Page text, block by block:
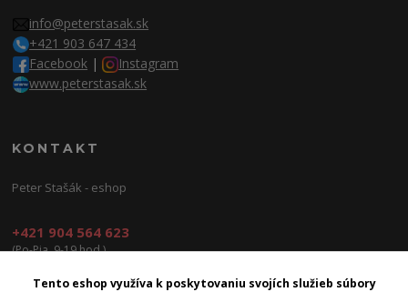
info@peterstasak.sk
+421 903 647 434
Facebook |
Instagram
www.peterstasak.sk
KONTAKT
Peter Stašák - eshop
+421 904 564 623
(Po-Pia, 9-19 hod.)
info@peterproduction.sk
Tento eshop využíva k poskytovaniu svojích služieb súbory